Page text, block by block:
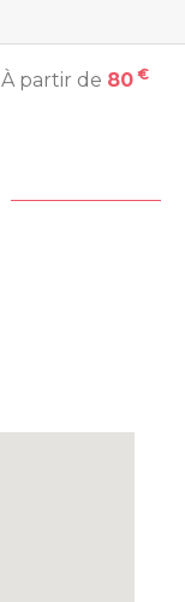
À partir de 80 €